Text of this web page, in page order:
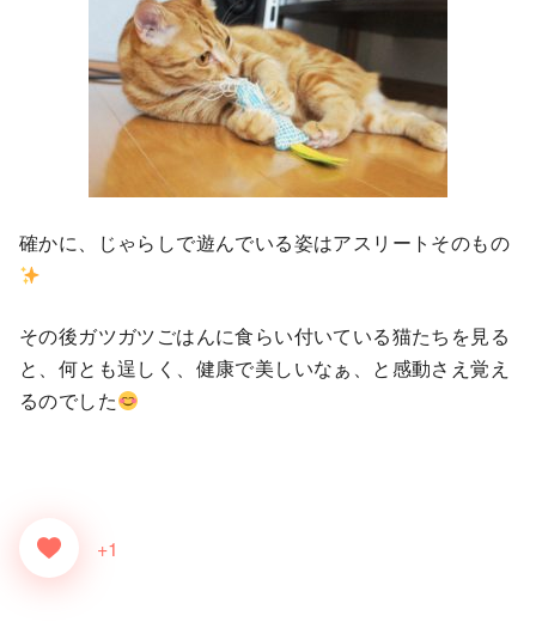
確かに、じゃらしで遊んでいる姿はアスリートそのもの
その後ガツガツごはんに食らい付いている猫たちを見る
と、何とも逞しく、健康で美しいなぁ、と感動さえ覚え
るのでした
+1